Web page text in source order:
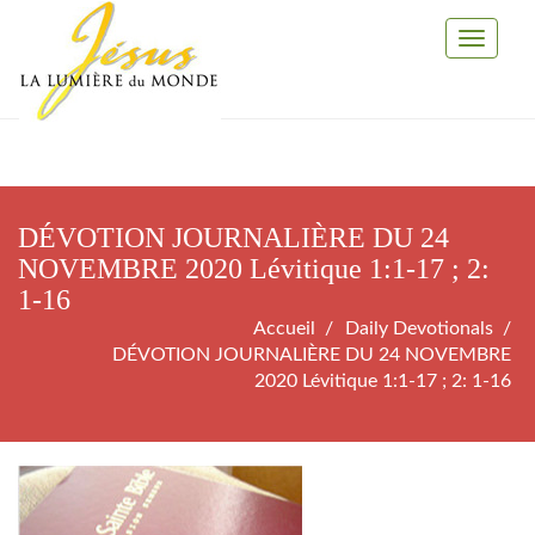
Toggle
DÉVOTION JOURNALIÈRE DU 24
NOVEMBRE 2020 Lévitique 1:1-17 ; 2:
1-16
Accueil
Daily Devotionals
DÉVOTION JOURNALIÈRE DU 24 NOVEMBRE
2020 Lévitique 1:1-17 ; 2: 1-16